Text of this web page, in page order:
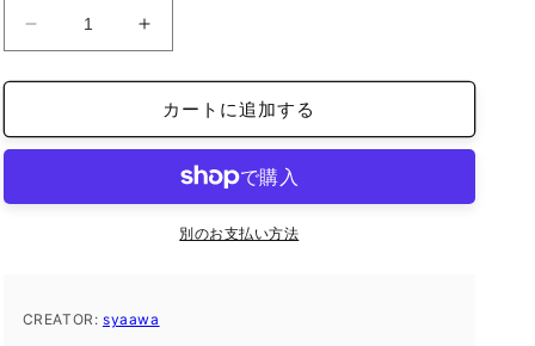
ャ
syaawa
を
T
ャ
ツ
syaawa
2025/01/12
カートに追加する
別のお支払い方法
CREATOR: syaawa